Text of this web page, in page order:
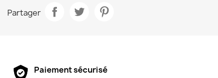
Partager
Paiement sécurisé